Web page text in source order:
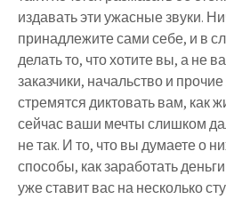
издавать эти ужасные звуки.
принадлежите сами себе, и в
делать то, что хотите вы, а не
заказчики, начальство и
стремятся диктовать вам, как
сейчас ваши мечты слишком
не так. И то, что вы думаете о
способы, как заработать деньги
уже ставит вас на несколько